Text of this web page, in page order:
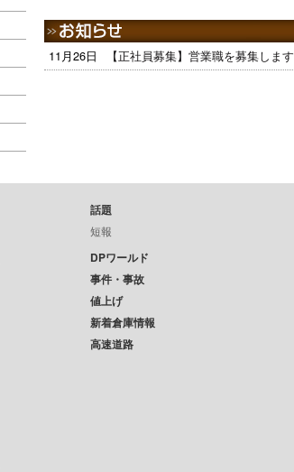
11月26日 【正社員募集】営業職を募集します
話題
短報
DPワールド
事件・事故
値上げ
新着倉庫情報
高速道路